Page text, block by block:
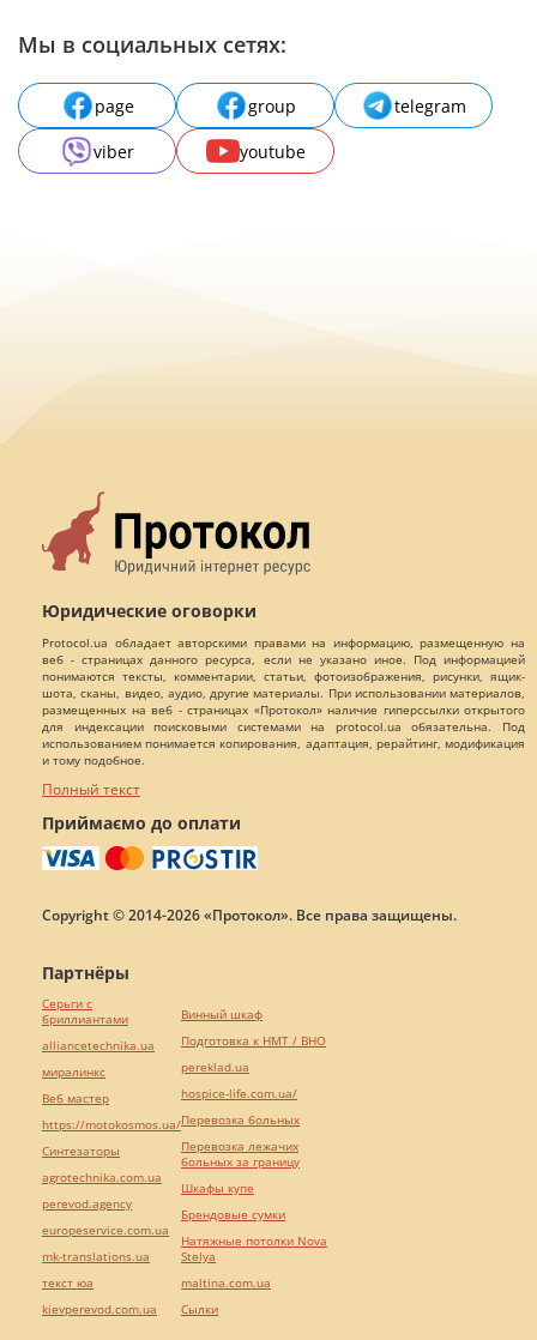
Мы в социальных сетях:
page group
telegram
viber
youtube
Юридические оговорки
Protocol.ua обладает авторскими правами на информацию, размещенную на
веб - страницах данного ресурса, если не указано иное. Под информацией
понимаются тексты, комментарии, статьи, фотоизображения, рисунки, ящик-
шота, сканы, видео, аудио, другие материалы. При использовании материалов,
размещенных на веб - страницах «Протокол» наличие гиперссылки открытого
для индексации поисковыми системами на protocol.ua обязательна. Под
использованием понимается копирования, адаптация, рерайтинг, модификация
и тому подобное.
Полный текст
Приймаємо до оплати
Copyright © 2014-2026 «Протокол». Все права защищены.
Партнёры
Серьги с
бриллиантами
alliancetechnika.ua
миралинкс
Веб мастер
https://motokosmos.ua/
Синтезаторы
agrotechnika.com.ua
perevod.agency
europeservice.com.ua
mk-translations.ua
текст юа
kievperevod.com.ua
Винный шкаф
Подготовка к НМТ / ВНО
pereklad.ua
hospice-life.com.ua/
Перевозка больных
Перевозка лежачих
больных за границу
Шкафы купе
Брендовые сумки
Натяжные потолки Nova
Stelya
maltina.com.ua
Cылки